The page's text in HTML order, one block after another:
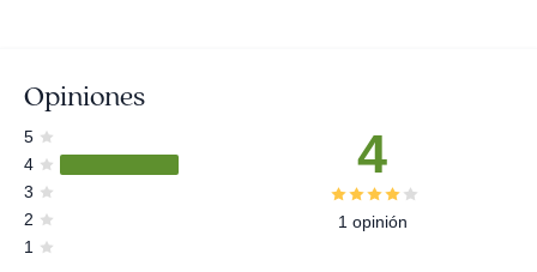
Opiniones
5
4
3
2
1
4
1 opinión